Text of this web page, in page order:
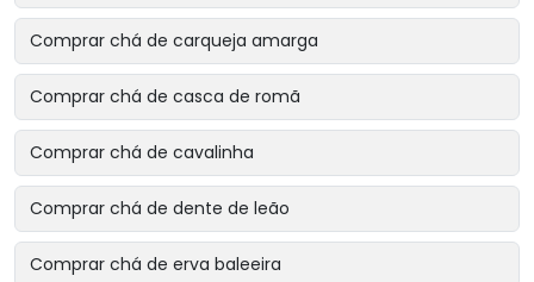
Comprar chá de carqueja amarga
Comprar chá de casca de romã
Comprar chá de cavalinha
Comprar chá de dente de leão
Comprar chá de erva baleeira